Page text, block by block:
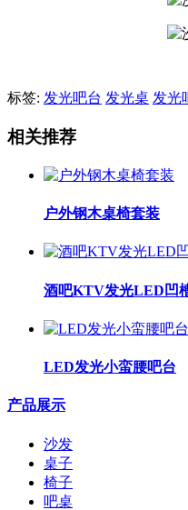
标签: 发光吧台 发光桌 发光
相关推荐
户外钢木桌椅套装
酒吧KTV发光LED凹
LED发光小蛮腰吧台
产品展示
沙发
桌子
椅子
吧桌